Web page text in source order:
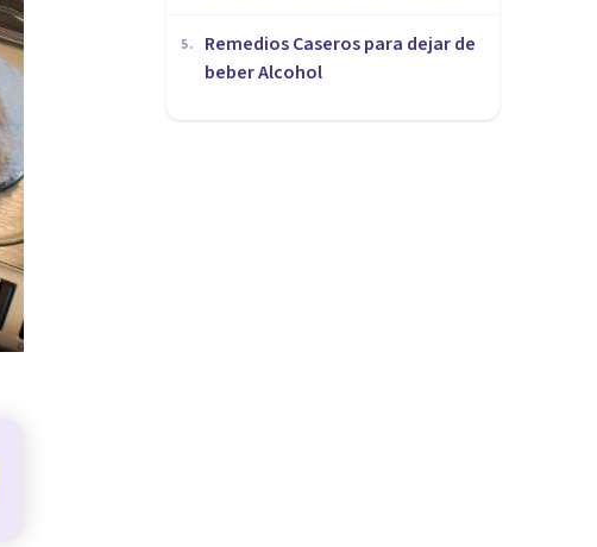
5.
Remedios Caseros para dejar de
beber Alcohol